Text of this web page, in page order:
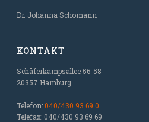
Dr. Johanna Schomann
KONTAKT
Schäferkampsallee 56-58
20357 Hamburg
Telefon:040/430 93 69 0
Telefax: 040/430 93 69 69